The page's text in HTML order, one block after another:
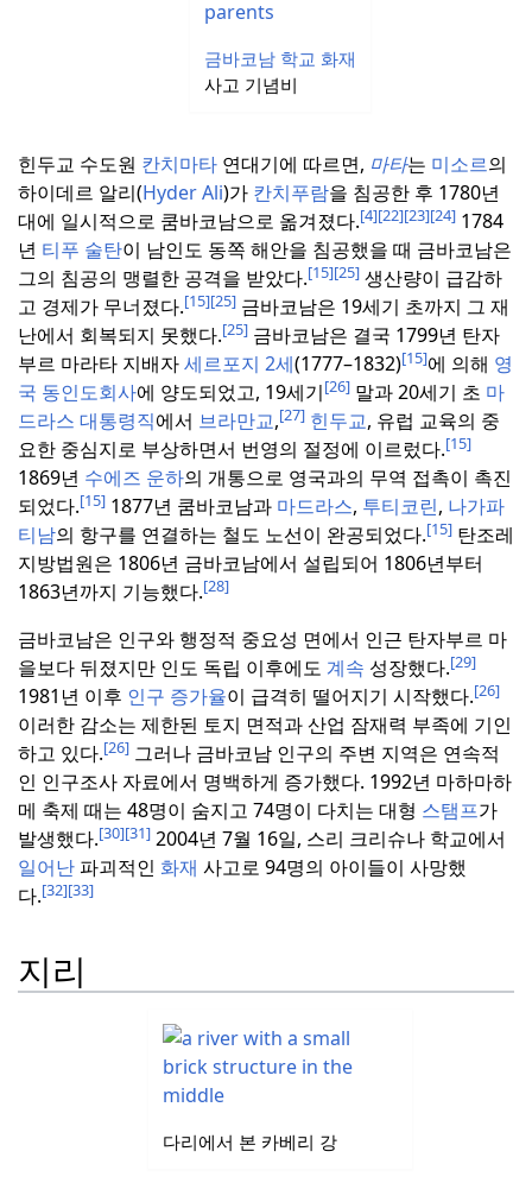
금바코남 학교 화재
사고 기념비
힌두교 수도원 칸치마타 연대기에 따르면, 마타는 미소르의
하이데르 알리(Hyder Ali)가 칸치푸람을 침공한 후 1780년
대에 일시적으로 쿰바코남으로 옮겨졌다.[4][22][23][24] 1784
년 티푸 술탄이 남인도 동쪽 해안을 침공했을 때 금바코남은
그의 침공의 맹렬한 공격을 받았다.[15][25] 생산량이 급감하
고 경제가 무너졌다.[15][25] 금바코남은 19세기 초까지 그 재
난에서 회복되지 못했다.[25] 금바코남은 결국 1799년 탄자
부르 마라타 지배자세르포지 2세(1777–1832)[15]에 의해 영
국 동인도회사에 양도되었고, 19세기[26] 말과 20세기 초 마
드라스 대통령직에서 브라만교,[27] 힌두교, 유럽 교육의 중
요한 중심지로 부상하면서 번영의 절정에 이르렀다.[15]
1869년 수에즈 운하의 개통으로 영국과의 무역 접촉이 촉진
되었다.[15] 1877년 쿰바코남과 마드라스, 투티코린, 나가파
티남의 항구를 연결하는 철도 노선이 완공되었다.[15] 탄조레
지방법원은 1806년 금바코남에서 설립되어 1806년부터
1863년까지 기능했다.[28]
금바코남은 인구와 행정적 중요성 면에서 인근 탄자부르 마
을보다 뒤졌지만 인도 독립 이후에도 계속 성장했다.[29]
1981년 이후 인구 증가율이 급격히 떨어지기 시작했다.[26]
이러한 감소는 제한된 토지 면적과 산업 잠재력 부족에 기인
하고 있다.[26] 그러나 금바코남 인구의 주변 지역은 연속적
인 인구조사 자료에서 명백하게 증가했다. 1992년 마하마하
메 축제 때는 48명이 숨지고 74명이 다치는 대형 스탬프가
발생했다.[30][31] 2004년 7월 16일, 스리 크리슈나 학교에서
일어난 파괴적인 화재 사고로 94명의 아이들이 사망했
다.[32][33]
지리
다리에서 본 카베리 강